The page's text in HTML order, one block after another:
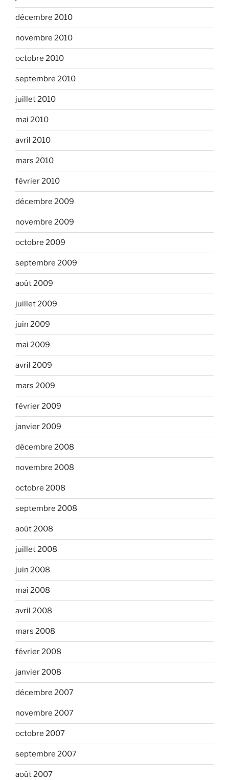
décembre 2010
novembre 2010
octobre 2010
septembre 2010
juillet 2010
mai 2010
avril 2010
mars 2010
février 2010
décembre 2009
novembre 2009
octobre 2009
septembre 2009
août 2009
juillet 2009
juin 2009
mai 2009
avril 2009
mars 2009
février 2009
janvier 2009
décembre 2008
novembre 2008
octobre 2008
septembre 2008
août 2008
juillet 2008
juin 2008
mai 2008
avril 2008
mars 2008
février 2008
janvier 2008
décembre 2007
novembre 2007
octobre 2007
septembre 2007
août 2007